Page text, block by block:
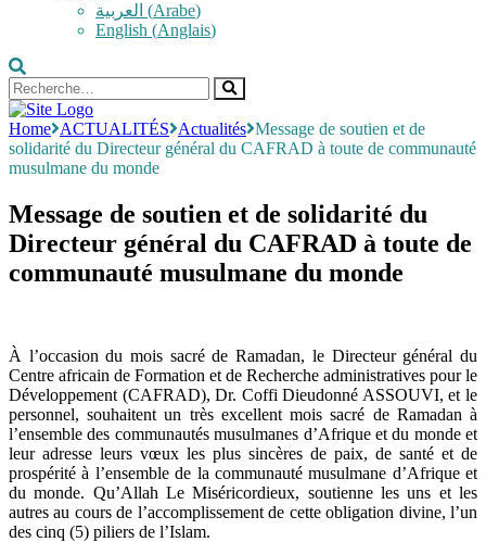
العربية (Arabe)
English (Anglais)
Home ACTUALITÉS Actualités Message de soutien et de
solidarité du Directeur général du CAFRAD à toute de communauté
musulmane du monde
Message de soutien et de solidarité du
Directeur général du CAFRAD à toute de
communauté musulmane du monde
À l’occasion du mois sacré de Ramadan, le Directeur général du
Centre africain de Formation et de Recherche administratives pour le
Développement (CAFRAD), Dr. Coffi Dieudonné ASSOUVI, et le
personnel, souhaitent un très excellent mois sacré de Ramadan à
l’ensemble des communautés musulmanes d’Afrique et du monde et
leur adresse leurs vœux les plus sincères de paix, de santé et de
prospérité à l’ensemble de la communauté musulmane d’Afrique et
du monde. Qu’Allah Le Miséricordieux, soutienne les uns et les
autres au cours de l’accomplissement de cette obligation divine, l’un
des cinq (5) piliers de l’Islam.